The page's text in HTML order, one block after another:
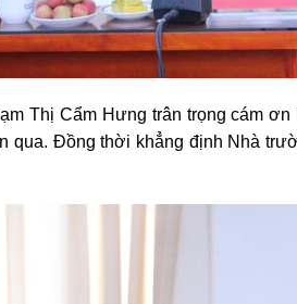
Thị Cẩm Hưng trân trọng cám
qua. Đồng thời khẳng định Nhà